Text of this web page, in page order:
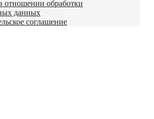
отношении обработки
данных
соглашение